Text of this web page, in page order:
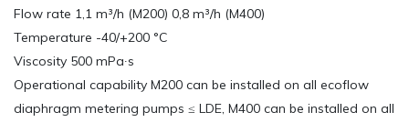
Flow rate 1,1 m³/h (M200) 0,8 m³/h (M400)
Temperature -40/+200 °C
Viscosity 500 mPa∙s
Operational capability M200 can be installed on all ecoflow
diaphragm metering pumps ≤ LDE, M400 can be installed on all